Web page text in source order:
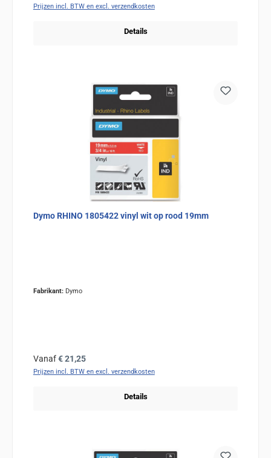
Prijzen incl. BTW en excl. verzendkosten
Details
Dymo RHINO 1805422 vinyl wit op rood 19mm
Fabrikant: Dymo
Normale prijs:
Vanaf€ 21,25
Prijzen incl. BTW en excl. verzendkosten
Details